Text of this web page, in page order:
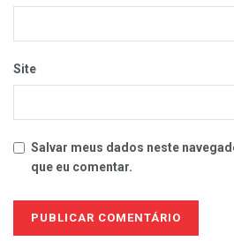
Site
Salvar meus dados neste
que eu comentar.